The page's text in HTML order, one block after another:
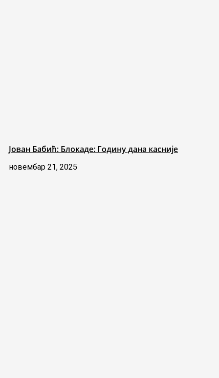
Јован Бабић: Блокаде: Годину дана касније
новембар 21, 2025